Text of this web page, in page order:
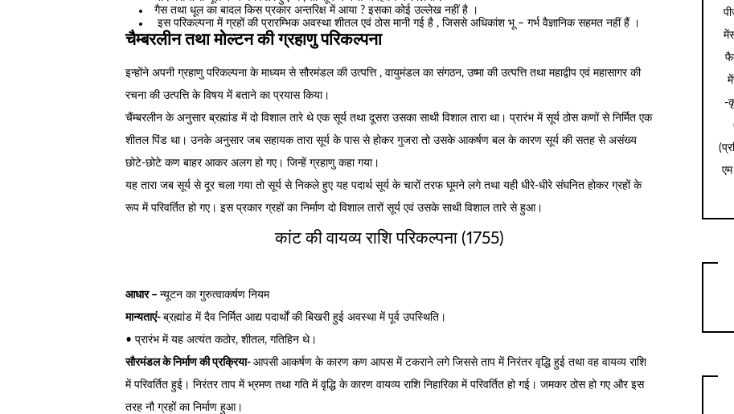
गैस तथा धूल का बादल किस प्रकार अन्तरिक्ष में आया ? इसका कोई उल्लेख नहीं है ।
इस परिकल्पना में ग्रहों की प्रारम्भिक अवस्था शीतल एवं ठोस मानी गई है , जिससे अधिकांश भू – गर्भ वैज्ञानिक सहमत नहीं हैं ।
चैम्बरलीन तथा मोल्टन की ग्रहाणु परिकल्पना
इन्होंने अपनी ग्रहाणु परिकल्पना के माध्यम से सौरमंडल की उत्पत्ति , वायुमंडल का संगठन, उष्मा की उत्पत्ति तथा महाद्वीप एवं महासागर की
रचना की उत्पत्ति के विषय में बताने का प्रयास किया।
चैंम्बरलीन के अनुसार ब्रह्मांड में दो विशाल तारे थे एक सूर्य तथा दूसरा उसका साथी विशाल तारा था। प्रारंभ में सूर्य ठोस कणों से निर्मित एक
शीतल पिंड था। उनके अनुसार जब सहायक तारा सूर्य के पास से होकर गुजरा तो उसके आकर्षण बल के कारण सूर्य की सतह से असंख्य
छोटे-छोटे कण बाहर आकर अलग हो गए। जिन्हें ग्रहाणु कहा गया।
यह तारा जब सूर्य से दूर चला गया तो सूर्य से निकले हुए यह पदार्थ सूर्य के चारों तरफ घूमने लगे तथा यही धीरे-धीरे संघनित होकर ग्रहों के
रूप में परिवर्तित हो गए। इस प्रकार ग्रहों का निर्माण दो विशाल तारों सूर्य एवं उसके साथी विशाल तारे से हुआ।
कांट की वायव्य राशि परिकल्पना (1755)
आधार – न्यूटन का गुरुत्वाकर्षण नियम
मान्यताएं- ब्रह्मांड में दैव निर्मित आद्य पदार्थों की बिखरी हुई अवस्था में पूर्व उपस्थिति।
• प्रारंभ में यह अत्यंत कठोर, शीतल, गतिहिन थे।
सौरमंडल के निर्माण की प्रक्रिया- आपसी आकर्षण के कारण कण आपस में टकराने लगे जिससे ताप में निरंतर वृद्धि हुई तथा वह वायव्य राशि
में परिवर्तित हुई। निरंतर ताप में भ्रमण तथा गति में वृद्धि के कारण वायव्य राशि निहारिका में परिवर्तित हो गई। जमकर ठोस हो गए और इस
तरह नौ ग्रहों का निर्माण हुआ।
-